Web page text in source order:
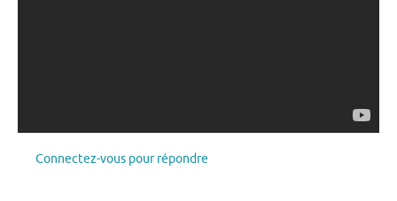
Connectez-vous pour répondre